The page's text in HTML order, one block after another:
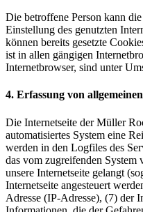
Die betroffene Person kann
Einstellung des genutzten
können bereits gesetzte
ist in allen gängigen
Internetbrowser, sind unter
4. Erfassung von
Die Internetseite der Müller
automatisiertes System eine
werden in den Logfiles des
das vom zugreifenden System
unsere Internetseite gelangt
Internetseite angesteuert
Adresse (IP-Adresse), (7) der